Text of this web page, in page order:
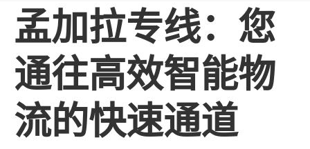
孟加拉专线：您
通往高效智能物
流的快速通道